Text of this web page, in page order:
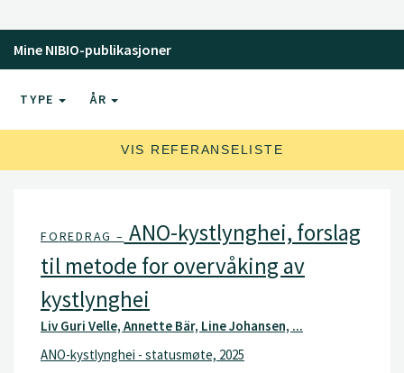
Mine NIBIO-publikasjoner
TYPE ÅR
VIS REFERANSELISTE
FOREDRAG – ANO-kystlynghei, forslag
til metode for overvåking av
kystlynghei
Liv Guri Velle, Annette Bär, Line Johansen, ...
ANO-kystlynghei - statusmøte, 2025